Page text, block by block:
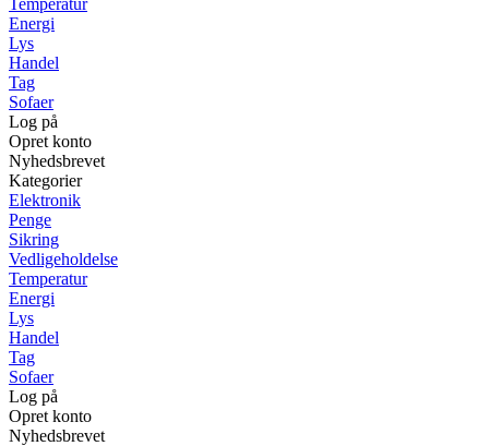
Temperatur
Energi
Lys
Handel
Tag
Sofaer
Log på
Opret konto
Nyhedsbrevet
Kategorier
Elektronik
Penge
Sikring
Vedligeholdelse
Temperatur
Energi
Lys
Handel
Tag
Sofaer
Log på
Opret konto
Nyhedsbrevet